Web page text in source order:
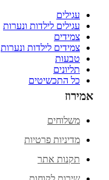
עגילים
עגילים לילדות ונערות
צמידים
צמידים לילדות ונערות
טבעות
תליונים
כל התכשיטים
אמירוז
משלוחים
מדיניות פרטיות
תקנות אתר